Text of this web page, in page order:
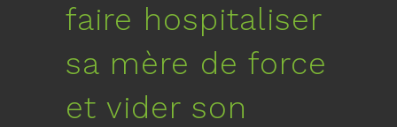
faire hospitaliser
sa mère de force
et vider son